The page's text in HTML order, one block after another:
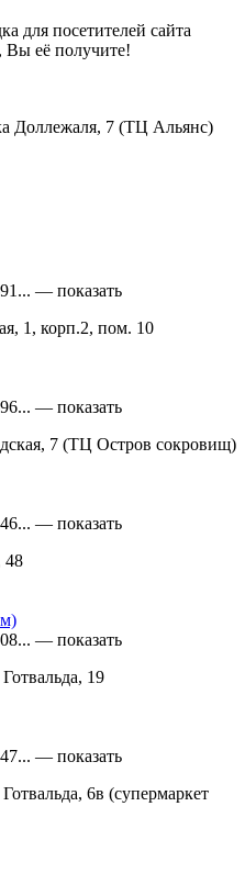
для посетителей сайта
её получите!
Доллежаля, 7 (ТЦ Альянс)
— показать
1, корп.2, пом. 10
— показать
7 (ТЦ Остров сокровищ)
— показать
48
— показать
19
— показать
6в (супермаркет